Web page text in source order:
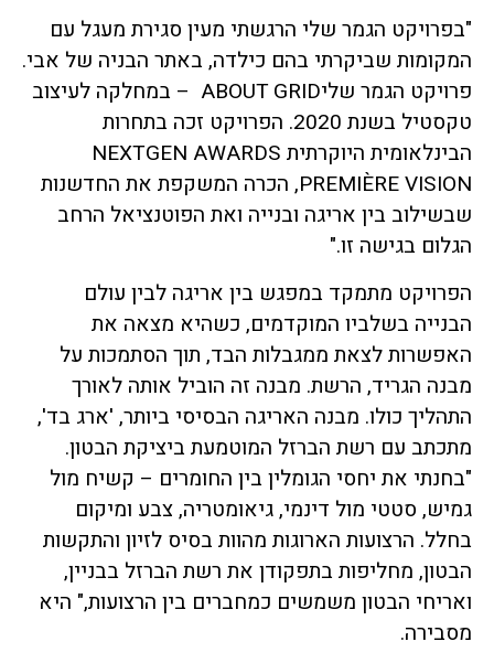
"בפרויקט הגמר שלי הרגשתי מעין סגירת מעגל עם
המקומות שביקרתי בהם כילדה, באתר הבניה של אבי.
פרויקט הגמר שליABOUT GRID – במחלקה לעיצוב
טקסטיל בשנת 2020. הפרויקט זכה בתחרות
הבינלאומית היוקרתית NEXTGEN AWARDS
PREMIÈRE VISION, הכרה המשקפת את החדשנות
שבשילוב בין אריגה ובנייה ואת הפוטנציאל הרחב
הגלום בגישה זו."
הפרויקט מתמקד במפגש בין אריגה לבין עולם
הבנייה בשלביו המוקדמים, כשהיא מצאה את
האפשרות לצאת ממגבלות הבד, תוך הסתמכות על
מבנה הגריד, הרשת. מבנה זה הוביל אותה לאורך
התהליך כולו. מבנה האריגה הבסיסי ביותר, 'ארג בד',
מתכתב עם רשת הברזל המוטמעת ביציקת הבטון.
"בחנתי את יחסי הגומלין בין החומרים – קשיח מול
גמיש, סטטי מול דינמי, גיאומטריה, צבע ומיקום
בחלל. הרצועות הארוגות מהוות בסיס לזיון והתקשות
הבטון, מחליפות בתפקודן את רשת הברזל בבניין,
ואריחי הבטון משמשים כמחברים בין הרצועות," היא
מסבירה.